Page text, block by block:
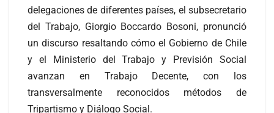
delegaciones de diferentes países, el subsecretario
del Trabajo, Giorgio Boccardo Bosoni, pronunció
un discurso resaltando cómo el Gobierno de Chile
y el Ministerio del Trabajo y Previsión Social
avanzan en Trabajo Decente, con los
transversalmente reconocidos métodos de
Tripartismo y Diálogo Social.